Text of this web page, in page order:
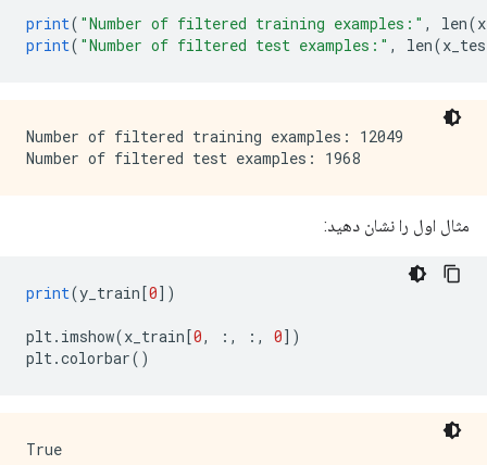
print( "Number of filtered training examples:" , len(
print( "Number of filtered test examples:" , len(
Number of filtered training examples: 12049
مثال اول را نشان دهید:
print(y_train[0])
plt. imshow(x_train[0, :, :, 0])
plt.colorbar()
True